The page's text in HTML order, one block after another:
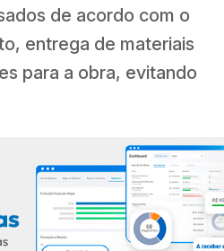
de acordo com o
entrega de materiais
para a obra, evitando